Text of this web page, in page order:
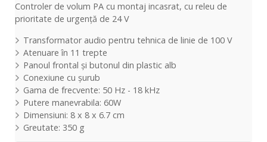
Controler de volum PA cu montaj incasrat, cu releu de
prioritate de urgență de 24 V
Transformator audio pentru tehnica de linie de 100 V
Atenuare în 11 trepte
Panoul frontal și butonul din plastic alb
Conexiune cu șurub
Gama de frecvente: 50 Hz - 18 kHz
Putere manevrabila: 60W
Dimensiuni: 8 x 8 x 6.7 cm
Greutate: 350 g